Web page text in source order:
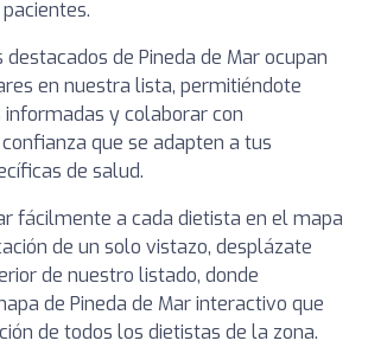
de Pineda de Mar ocupan
en nuestra lista, permitiéndote
y colaborar con
que se adapten a tus
de salud.
fácilmente a cada dietista en el mapa
de un solo vistazo, desplázate
de nuestro listado, donde
de Pineda de Mar interactivo que
de todos los dietistas de la zona.